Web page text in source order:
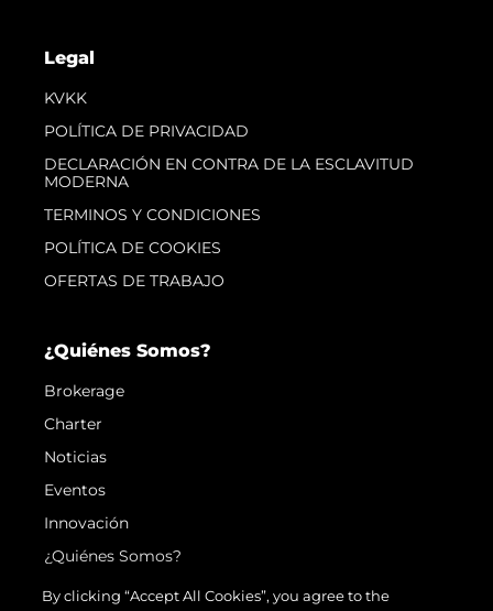
Legal
KVKK
POLÍTICA DE PRIVACIDAD
DECLARACIÓN EN CONTRA DE LA ESCLAVITUD
MODERNA
TERMINOS Y CONDICIONES
POLÍTICA DE COOKIES
OFERTAS DE TRABAJO
¿Quiénes Somos?
Brokerage
Charter
Noticias
Eventos
Innovación
¿Quiénes Somos?
El Equipo
By clicking “Accept All Cookies”, you agree to the